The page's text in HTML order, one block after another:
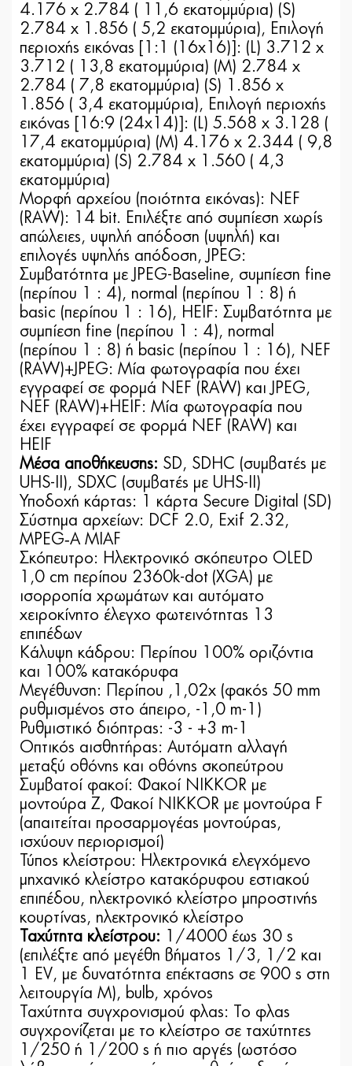
4.176 x 2.784 ( 11,6 εκατομμύρια) (S)
2.784 x 1.856 ( 5,2 εκατομμύρια), Επιλογή
περιοχής εικόνας [1:1 (16x16)]: (L) 3.712 x
3.712 ( 13,8 εκατομμύρια) (M) 2.784 x
2.784 ( 7,8 εκατομμύρια) (S) 1.856 x
1.856 ( 3,4 εκατομμύρια), Επιλογή περιοχής
εικόνας [16:9 (24x14)]: (L) 5.568 x 3.128 (
17,4 εκατομμύρια) (M) 4.176 x 2.344 ( 9,8
εκατομμύρια) (S) 2.784 x 1.560 ( 4,3
εκατομμύρια)
Μορφή αρχείου (ποιότητα εικόνας): NEF
(RAW): 14 bit. Επιλέξτε από συμπίεση χωρίς
απώλειες, υψηλή απόδοση (υψηλή) και
επιλογές υψηλής απόδοση, JPEG:
Συμβατότητα με JPEG-Baseline, συμπίεση fine
(περίπου 1 : 4), normal (περίπου 1 : 8) ή
basic (περίπου 1 : 16), HEIF: Συμβατότητα με
συμπίεση fine (περίπου 1 : 4), normal
(περίπου 1 : 8) ή basic (περίπου 1 : 16), NEF
(RAW)+JPEG: Μία φωτογραφία που έχει
εγγραφεί σε φορμά NEF (RAW) και JPEG,
NEF (RAW)+HEIF: Μία φωτογραφία που
έχει εγγραφεί σε φορμά NEF (RAW) και
HEIF
Μέσα αποθήκευσης: SD, SDHC (συμβατές με
UHS-II), SDXC (συμβατές με UHS-II)
Υποδοχή κάρτας: 1 κάρτα Secure Digital (SD)
Σύστημα αρχείων: DCF 2.0, Exif 2.32,
MPEG‑A MIAF
Σκόπευτρο: Hλεκτρονικό σκόπευτρο OLED
1,0 cm περίπου 2360k-dot (XGA) με
ισορροπία χρωμάτων και αυτόματο
χειροκίνητο έλεγχο φωτεινότητας 13
επιπέδων
Κάλυψη κάδρου: Περίπου 100% οριζόντια
και 100% κατακόρυφα
Μεγέθυνση: Περίπου ,1,02x (φακός 50 mm
ρυθμισμένος στο άπειρο, -1,0 m-1)
Ρυθμιστικό διόπτρας: -3 - +3 m-1
Οπτικός αισθητήρας: Αυτόματη αλλαγή
μεταξύ οθόνης και οθόνης σκοπεύτρου
Συμβατοί φακοί: Φακοί NIKKOR με
μοντούρα Z, Φακοί NIKKOR με μοντούρα F
(απαιτείται προσαρμογέας μοντούρας,
ισχύουν περιορισμοί)
Τύπος κλείστρου: Ηλεκτρονικά ελεγχόμενο
μηχανικό κλείστρο κατακόρυφου εστιακού
επιπέδου, ηλεκτρονικό κλείστρο μπροστινής
κουρτίνας, ηλεκτρονικό κλείστρο
Ταχύτητα κλείστρου: 1/4000 έως 30 s
(επιλέξτε από μεγέθη βήματος 1/3, 1/2 και
1 EV, με δυνατότητα επέκτασης σε 900 s στη
λειτουργία M), bulb, χρόνος
Ταχύτητα συγχρονισμού φλας: Το φλας
συγχρονίζεται με το κλείστρο σε ταχύτητες
1/250 ή 1/200 s ή πιο αργές (ωστόσο